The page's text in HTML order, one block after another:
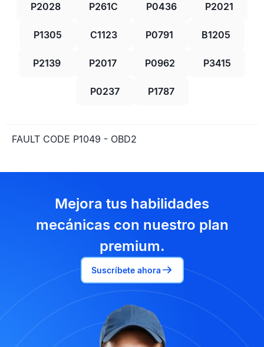
P2028 P261C P0436 P2021
P1305 C1123 P0791 B1205
P2139 P2017 P0962 P3415
P0237 P1787
FAULT CODE P1049 - OBD2
Mejora tus habilidades
mecánicas con nuestro plan
premium.
Suscríbete ahora